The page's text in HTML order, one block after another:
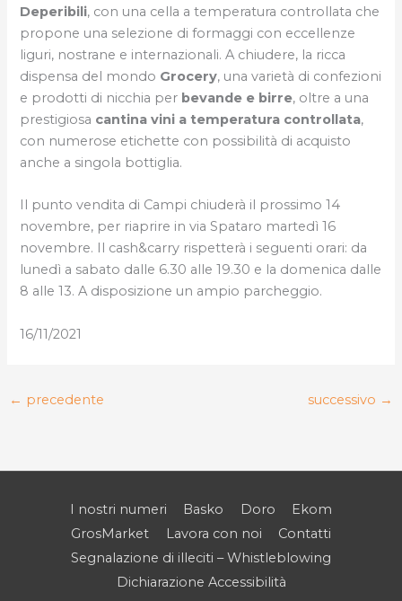
Deperibili, con una cella a temperatura controllata che
propone una selezione di formaggi con eccellenze
liguri, nostrane e internazionali. A chiudere, la ricca
dispensa del mondo Grocery, una varietà di confezioni
e prodotti di nicchia per bevande e birre, oltre a una
prestigiosa cantina vini a temperatura controllata,
con numerose etichette con possibilità di acquisto
anche a singola bottiglia.
Il punto vendita di Campi chiuderà il prossimo 14
novembre, per riaprire in via Spataro martedì 16
novembre. Il cash&carry rispetterà i seguenti orari: da
lunedì a sabato dalle 6.30 alle 19.30 e la domenica dalle
8 alle 13. A disposizione un ampio parcheggio.
16/11/2021
← precedente successivo →
I nostri numeri Basko Doro
Ekom
GrosMarket
Lavora con noi
Contatti
Segnalazione di illeciti – Whistleblowing
Dichiarazione Accessibilità